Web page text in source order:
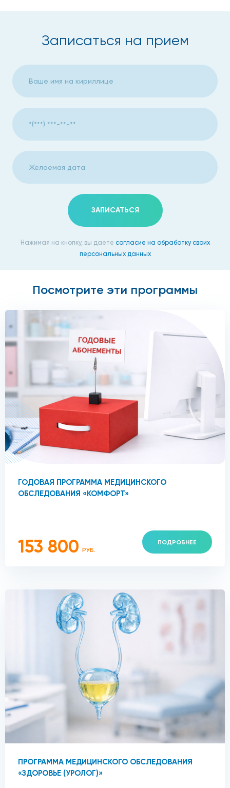
Записаться на прием
ЗАПИСАТЬСЯ
Нажимая на кнопку, вы даете согласие на обработку своих
персональных данных
Посмотрите эти программы
ГОДОВАЯ ПРОГРАММА МЕДИЦИНСКОГО
ОБСЛЕДОВАНИЯ «КОМФОРТ»
153 800 РУБ.
ПОДРОБНЕЕ
ПРОГРАММА МЕДИЦИНСКОГО ОБСЛЕДОВАНИЯ
«ЗДОРОВЬЕ (УРОЛОГ)»